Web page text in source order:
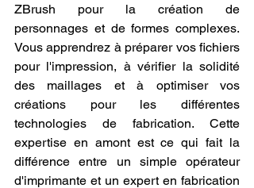
ZBrush pour la création de
personnages et de formes complexes.
Vous apprendrez à préparer vos fichiers
pour l'impression, à vérifier la solidité
des maillages et à optimiser vos
créations pour les différentes
technologies de fabrication. Cette
expertise en amont est ce qui fait la
différence entre un simple opérateur
d'imprimante et un expert en fabrication